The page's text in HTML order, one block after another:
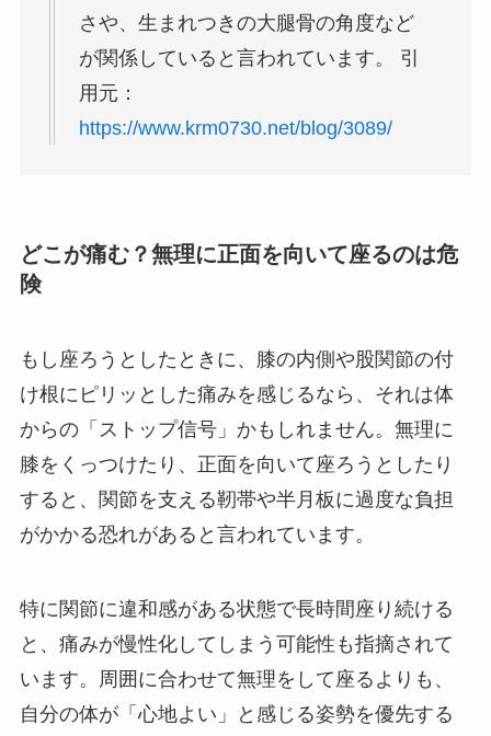
さや、生まれつきの大腿骨の角度など
が関係していると言われています。 引
用元：
https://www.krm0730.net/blog/3089/
どこが痛む？無理に正面を向いて座るのは危
険
もし座ろうとしたときに、膝の内側や股関節の付
け根にピリッとした痛みを感じるなら、それは体
からの「ストップ信号」かもしれません。無理に
膝をくっつけたり、正面を向いて座ろうとしたり
すると、関節を支える靭帯や半月板に過度な負担
がかかる恐れがあると言われています。
特に関節に違和感がある状態で長時間座り続ける
と、痛みが慢性化してしまう可能性も指摘されて
います。周囲に合わせて無理をして座るよりも、
自分の体が「心地よい」と感じる姿勢を優先する